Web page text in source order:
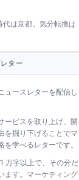
は京都。気分転換は
ター
ュースレターを配信し
ービスを取り上げ、開
を掘り下げることでマ
を学べるレターです。
万字以上で、その分だ
ます。マーケティング